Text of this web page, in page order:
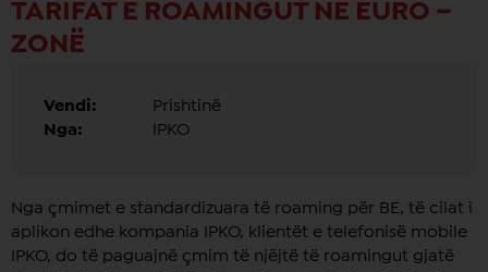
TARIFAT E ROAMINGUT NË EURO –
ZONË
Vendi:
Prishtinë
Nga:
IPKO
Nga çmimet e standardizuara të roaming për BE, të cilat i
aplikon edhe kompania IPKO, klientët e telefonisë mobile
IPKO, do të paguajnë çmim të njëjtë të roamingut gjatë